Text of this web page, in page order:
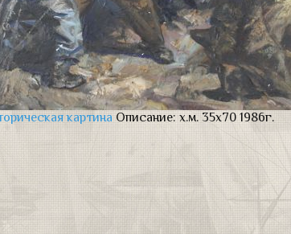
картина Описание: х.м. 35х70 1986г.